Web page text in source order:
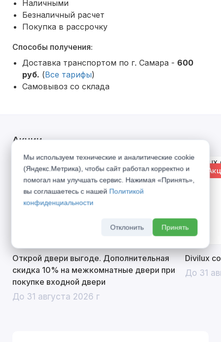
Наличными
Безналичный расчет
Покупка в рассрочку
Способы получения:
Доставка транспортом по г. Самара - 600
руб. (Все тарифы)
Самовывоз со склада
Акции
% Акция
Открой двери выгоде. Дополнительная
скидка 10% на межкомнатные двери при
покупке входной двери
До 31 августа 2026 г
%
Divilux
До 31
Мы используем технические и аналитические cookie
(Яндекс.Метрика), чтобы сайт работал корректно и
помогал нам улучшать сервис. Нажимая «Принять»,
вы соглашаетесь с нашей Политикой
конфиденциальности
Отклонить Принять